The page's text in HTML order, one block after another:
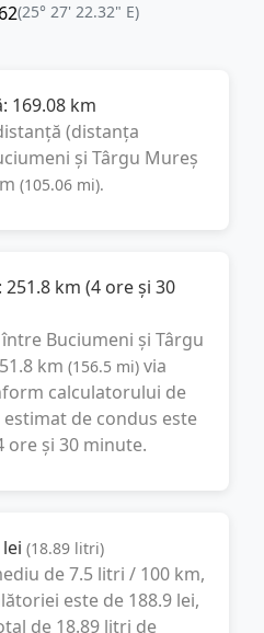
(25° 27' 22.32" E)
169.08 km
(distanța
și Târgu Mureș
(105.06 mi).
251.8 km (4 ore și 30
Buciumeni și Târgu
km (156.5 mi) via
calculatorului de
de condus este
ore și 30 minute.
lei (18.89 litri)
de7.5 litri / 100 km,
este de 188.9 lei,
de 18.89 litri de